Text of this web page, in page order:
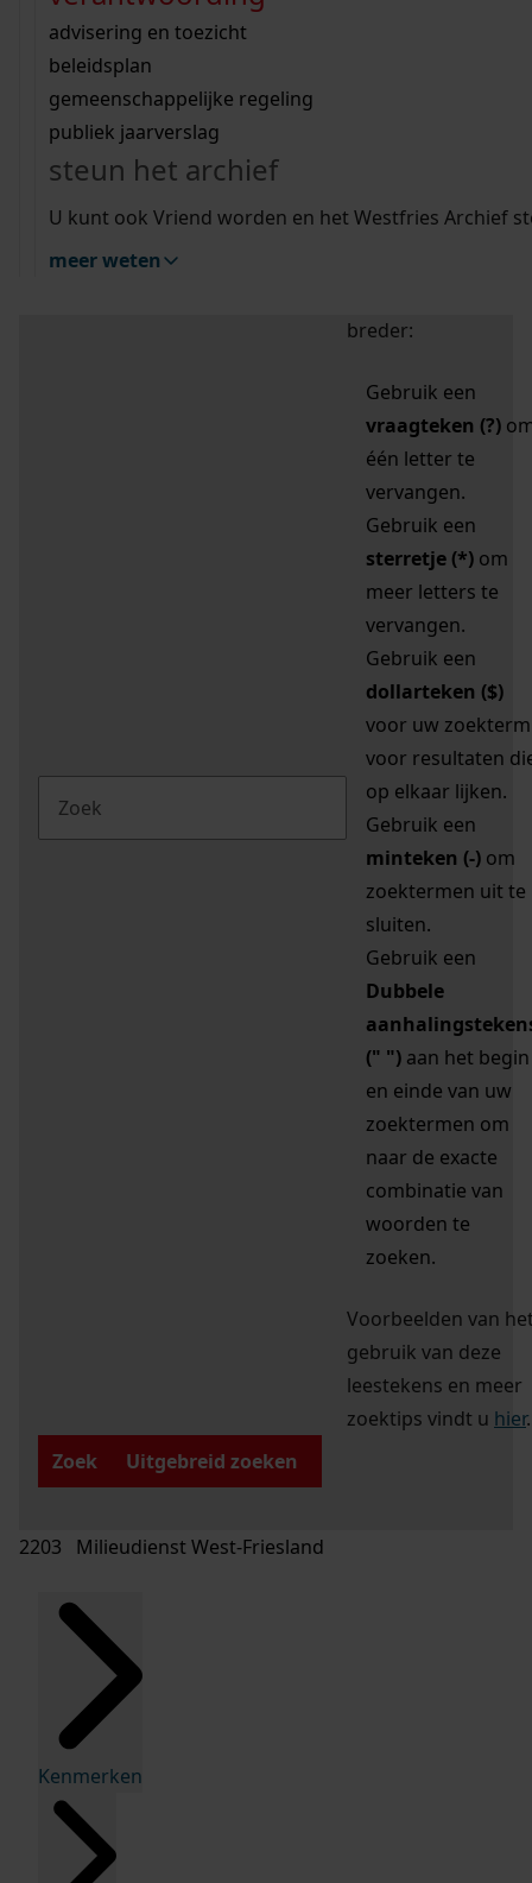
bouwvergunningen
omgevingsvergunningen
vergunningen
beeld en geluid
uitleg nodig?
Wij helpen u op weg met een aantal zoektips.
bekijk alle zoektips
Wij helpen u op weg met een aantal zoektips.
bekijk alle zoektips
bekijk ons geschiedenislokaal
advisering en toezicht
beleidsplan
gemeenschappelijke regeling
publiek jaarverslag
steun het archief
U kunt ook Vriend worden en het Westfries Archief
meer weten
zoektips
Mijn Studiezaal (inloggen)
uw zoekopdracht te
breder:
Gebruik een
vraagteken (?)
één letter te
vervangen.
Gebruik een
sterretje (*) om
meer letters te
vervangen.
Gebruik een
dollarteken ($)
voor uw zoekterm
voor resultaten
op elkaar lijken.
Gebruik een
minteken (-) om
zoektermen uit te
sluiten.
Gebruik een
Dubbele
(" ") aan het begin
en einde van uw
zoektermen om
naar de exacte
combinatie van
woorden te
zoeken.
Voorbeelden van
gebruik van deze
leestekens en meer
zoektips vindt u hier.
Zoek
Uitgebreid zoeken
2203 Milieudienst West-Friesland
Kenmerken